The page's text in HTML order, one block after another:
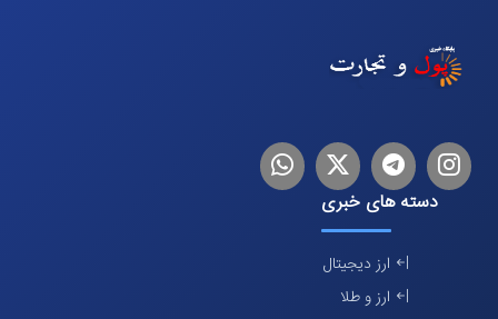
اینستاگرام
تلگرام توییترلینکدین
دسته های خبری
ارز دیجیتال
ارز و طلا